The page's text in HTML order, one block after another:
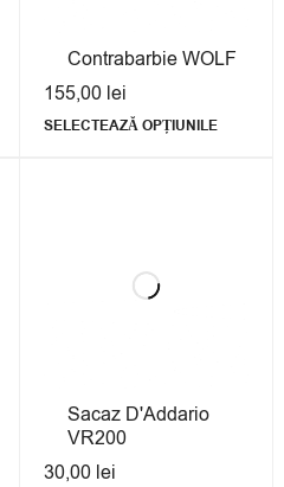
Contrabarbie WOLF
155,00 lei
SELECTEAZĂ OPȚIUNILE
Sacaz D'Addario
VR200
30,00 lei